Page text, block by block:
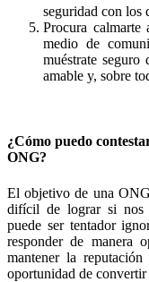
seguridad con los
Procura calmarte
medio de
muéstrate seguro
amable y, sobre
¿Cómo puedo
ONG?
El objetivo de una
difícil de lograr si nos
puede ser tentador
responder de manera
mantener la
oportunidad de